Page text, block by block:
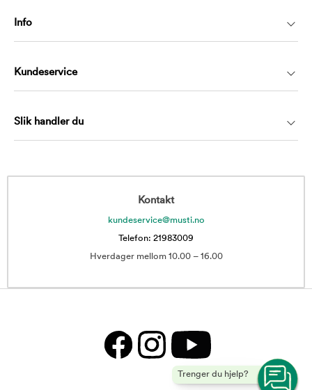
Trenger du hjelp?
Info
Kundeservice
Slik handler du
Kontakt
kundeservice@musti.no
Telefon: 21983009
Hverdager mellom 10.00 – 16.00